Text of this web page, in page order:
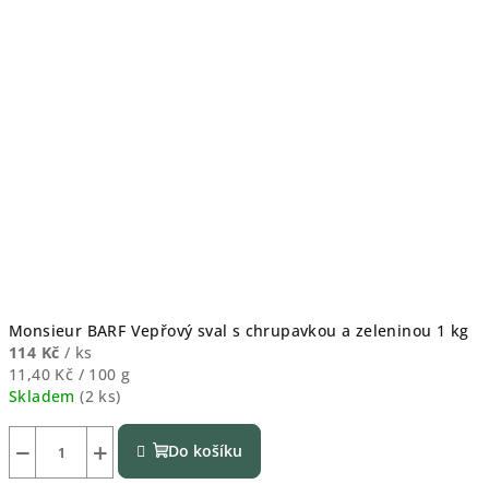
Monsieur BARF Vepřový sval s chrupavkou a zeleninou 1 kg
114 Kč / ks
Měrná
cena:
11,40 Kč / 100 g
Skladem(2 ks)
+
− Do košíku